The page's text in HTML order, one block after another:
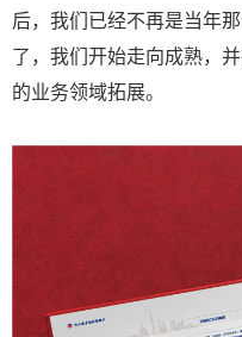
后，我们已经不再是当年
了，我们开始走向成熟，
的业务领域拓展。